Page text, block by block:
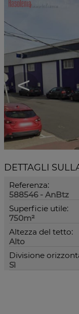
<
DETTAGLI
Referenza:
588546 - AnBtz
Superficie utile:
750m²
Altezza del tetto:
Alto
Divisione
Sì